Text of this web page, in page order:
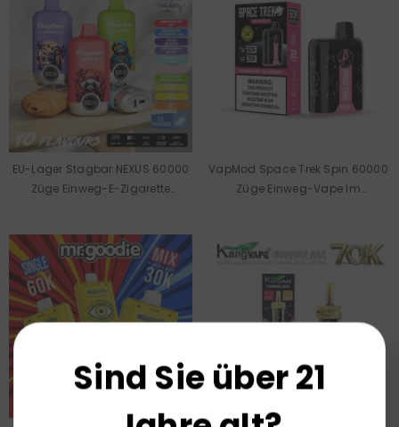
EU-Lager Stagbar NEXUS 60000
Züge Einweg-E-Zigarette
VapMod Space Trek Spin 60000
Züge Einweg-Vape Im
Sind Sie über 21